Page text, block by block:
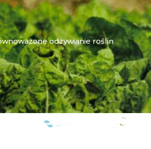
odżywianie roślin